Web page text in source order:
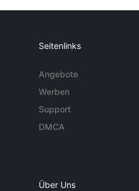
Seitenlinks
Angebote
Werben
Support
DMCA
Über Uns